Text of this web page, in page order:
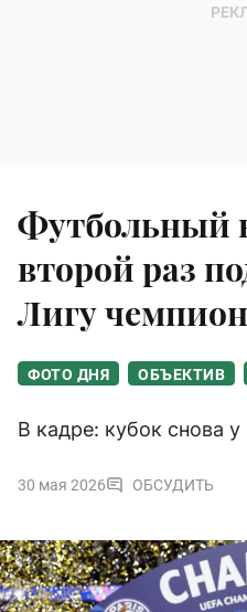
Футбольный
второй раз
Лигу
ФОТО ДНЯ ОБЪЕКТИВ
В кадре: кубок снова
30 мая 2026 ОБСУДИТЬ